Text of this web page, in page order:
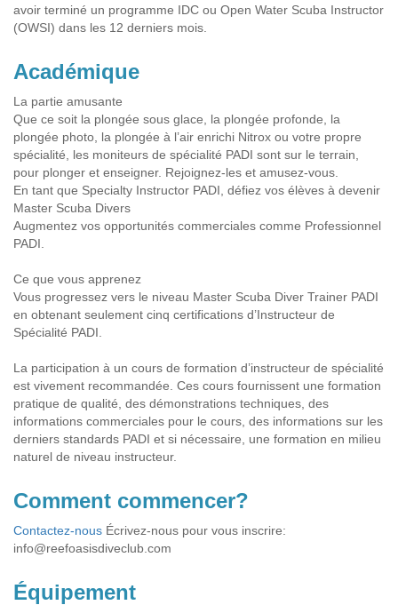
avoir terminé un programme IDC ou Open Water Scuba Instructor
(OWSI) dans les 12 derniers mois.
Académique
La partie amusante
Que ce soit la plongée sous glace, la plongée profonde, la
plongée photo, la plongée à l’air enrichi Nitrox ou votre propre
spécialité, les moniteurs de spécialité PADI sont sur le terrain,
pour plonger et enseigner. Rejoignez-les et amusez-vous.
En tant que Specialty Instructor PADI, défiez vos élèves à devenir
Master Scuba Divers
Augmentez vos opportunités commerciales comme Professionnel
PADI.
Ce que vous apprenez
Vous progressez vers le niveau Master Scuba Diver Trainer PADI
en obtenant seulement cinq certifications d’Instructeur de
Spécialité PADI.
La participation à un cours de formation d’instructeur de spécialité
est vivement recommandée. Ces cours fournissent une formation
pratique de qualité, des démonstrations techniques, des
informations commerciales pour le cours, des informations sur les
derniers standards PADI et si nécessaire, une formation en milieu
naturel de niveau instructeur.
Comment commencer?
Contactez-nous Écrivez-nous pour vous inscrire:
info@reefoasisdiveclub.com
Équipement